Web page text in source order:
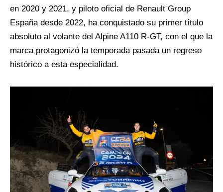
en 2020 y 2021, y piloto oficial de Renault Group
España desde 2022, ha conquistado su primer título
absoluto al volante del Alpine A110 R-GT, con el que la
marca protagonizó la temporada pasada un regreso
histórico a esta especialidad.